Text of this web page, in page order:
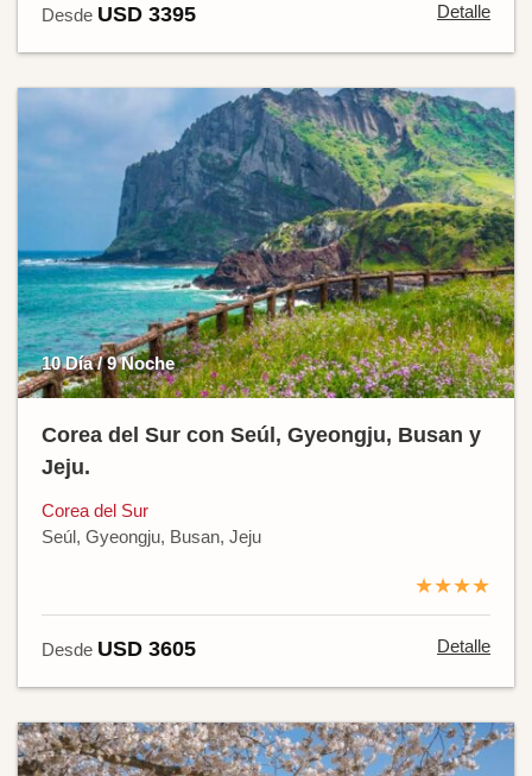
Desde USD 3395 Detalle
10 Día / 9 Noche
Corea del Sur con Seúl, Gyeongju, Busan y
Jeju.
Corea del Sur
Seúl, Gyeongju, Busan, Jeju
★★★★
Desde USD 3605 Detalle